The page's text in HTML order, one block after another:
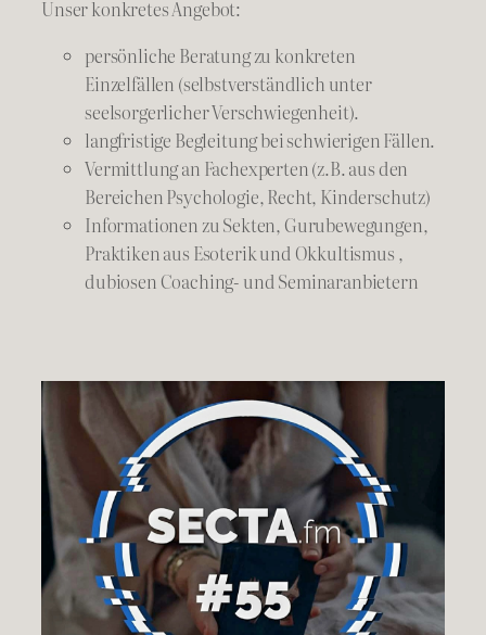
Unser konkretes Angebot:
persönliche Beratung zu konkreten
Einzelfällen (selbstverständlich unter
seelsorgerlicher Verschwiegenheit).
langfristige Begleitung bei schwierigen Fällen.
Vermittlung an Fachexperten (z.B. aus den
Bereichen Psychologie, Recht, Kinderschutz)
Informationen zu Sekten, Gurubewegungen,
Praktiken aus Esoterik und Okkultismus ,
dubiosen Coaching- und Seminaranbietern